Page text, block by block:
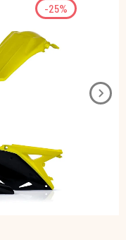
-25%